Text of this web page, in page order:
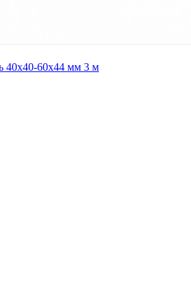
40х40-60х44 мм 3 м